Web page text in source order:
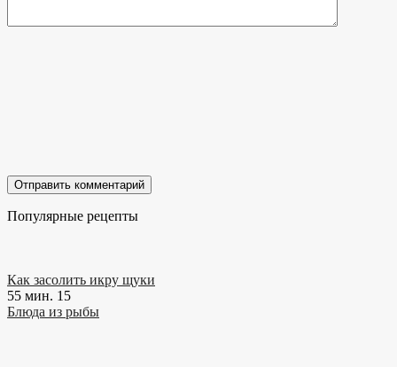
Популярные рецепты
Как засолить икру щуки
55 мин. 15
Блюда из рыбы